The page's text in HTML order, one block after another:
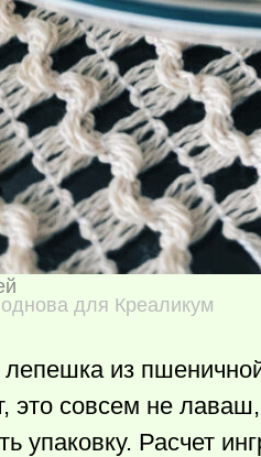
для Креаликум
из
это совсем не
упаковку. Расчет